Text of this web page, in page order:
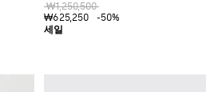
₩1,250,500
₩625,250
-50%